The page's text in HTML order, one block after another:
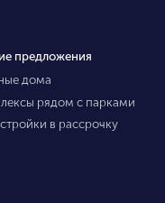
предложения
дома
рядом с парками
в рассрочку